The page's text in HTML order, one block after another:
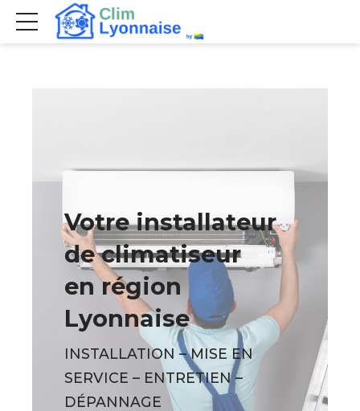
Votre installateur
de climatiseur
en région
Lyonnaise
INSTALLATION – MISE EN
SERVICE – ENTRETIEN –
DÉPANNAGE